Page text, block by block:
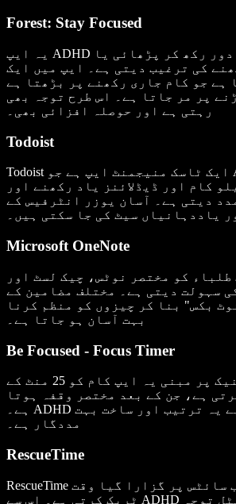
Forest: Stay Focused
یہ ایپ ADHD طلباء کو فون سے دور رکھ کر پڑھائی یا
کی ترغیب دیتی ہے۔ ایپ میں ایک
ہے جو کام جاری رکھنے پر بڑھتا ہے
پر مر جاتا ہے۔ اس طرح توجہ بھی
رہتی ہے اور حوصلہ افزائی بھی۔
Todoist
Todoist ایک ٹاسک منیجمنٹ ایپ ہے جو ADHD طلباء کو
کام اور ڈیڈلائنز یاد رکھنے اور
دیتی ہے۔ آسان یوزر انٹرفیس کے
یاددہانیاں سیٹ کی جا سکتی ہیں۔
Microsoft OneNote
طلباء کو مختصر نوٹس، چیک لسٹ اور
سہولت دیتی ہے۔ مختلف مضامین کے
بکس" بنا کر چیزوں کو منظم کرنا
بہت آسان ہو جاتا ہے۔
Be Focused - Focus Timer
پومودورو تکنیک پر مبنی یہ ایپ کام کو 25 منٹ کے
ہے، جن کے بعد مختصر وقفہ ہوتا
ہے۔ ADHD طلباء کے لیے یہ ترتیب اور ساخت بہت
مددگار ہے۔
RescueTime
RescueTime ایپس اور ویب سائٹس پر گزارا گیا وقت
ٹریک کرتی ہے۔ اس سے ADHD طلباء اپنی ڈیجیٹل توجہ